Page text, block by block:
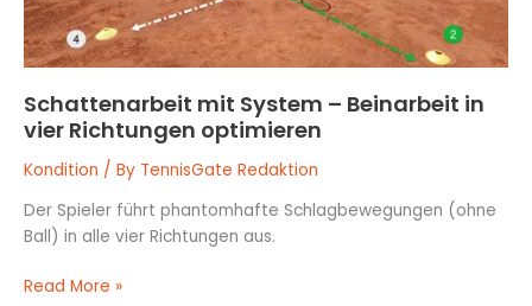
Schattenarbeit mit System – Beinarbeit in
vier Richtungen optimieren
Kondition / By TennisGate Redaktion
Der Spieler führt phantomhafte Schlagbewegungen (ohne
Ball) in alle vier Richtungen aus.
optimieren
Read More »